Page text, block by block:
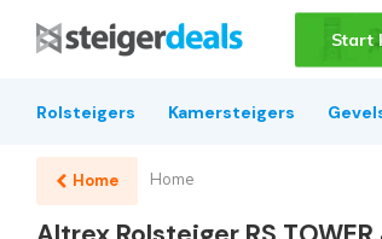
Start
Rolsteigers Kamersteigers
Home Home